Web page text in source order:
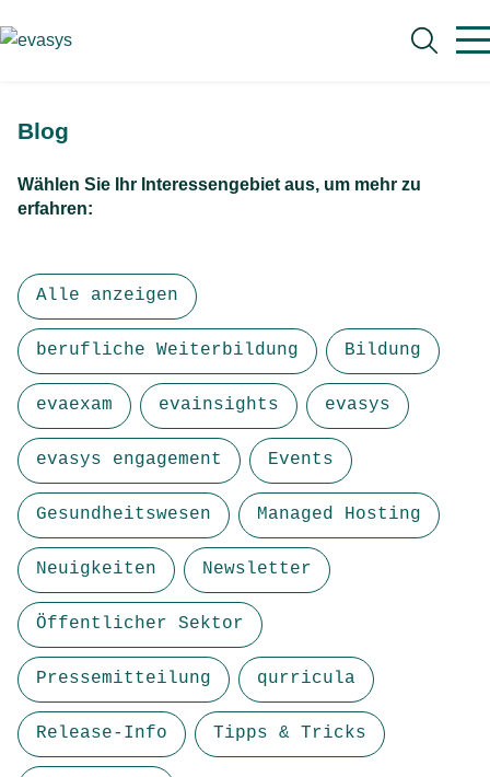
Blog
Wählen Sie Ihr Interessengebiet aus, um mehr zu
erfahren:
Alle anzeigen
berufliche Weiterbildung Bildung
evaexam evainsights evasys
evasys engagement Events
Gesundheitswesen Managed Hosting
Neuigkeiten Newsletter
Öffentlicher Sektor
Pressemitteilung qurricula
Release-Info Tipps & Tricks